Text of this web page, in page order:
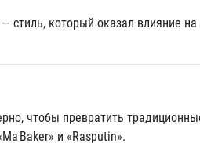
который оказал влияние
чтобы превратить
Baker» и «Rasputin».